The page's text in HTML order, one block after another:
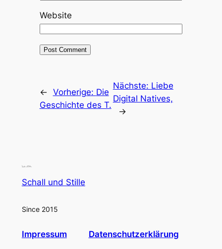
Website
← Vorherige: Die
Geschichte des T.
Nächste: Liebe
Digital Natives,
→
Schall und Stille
Since 2015
Impressum Datenschutzerklärung